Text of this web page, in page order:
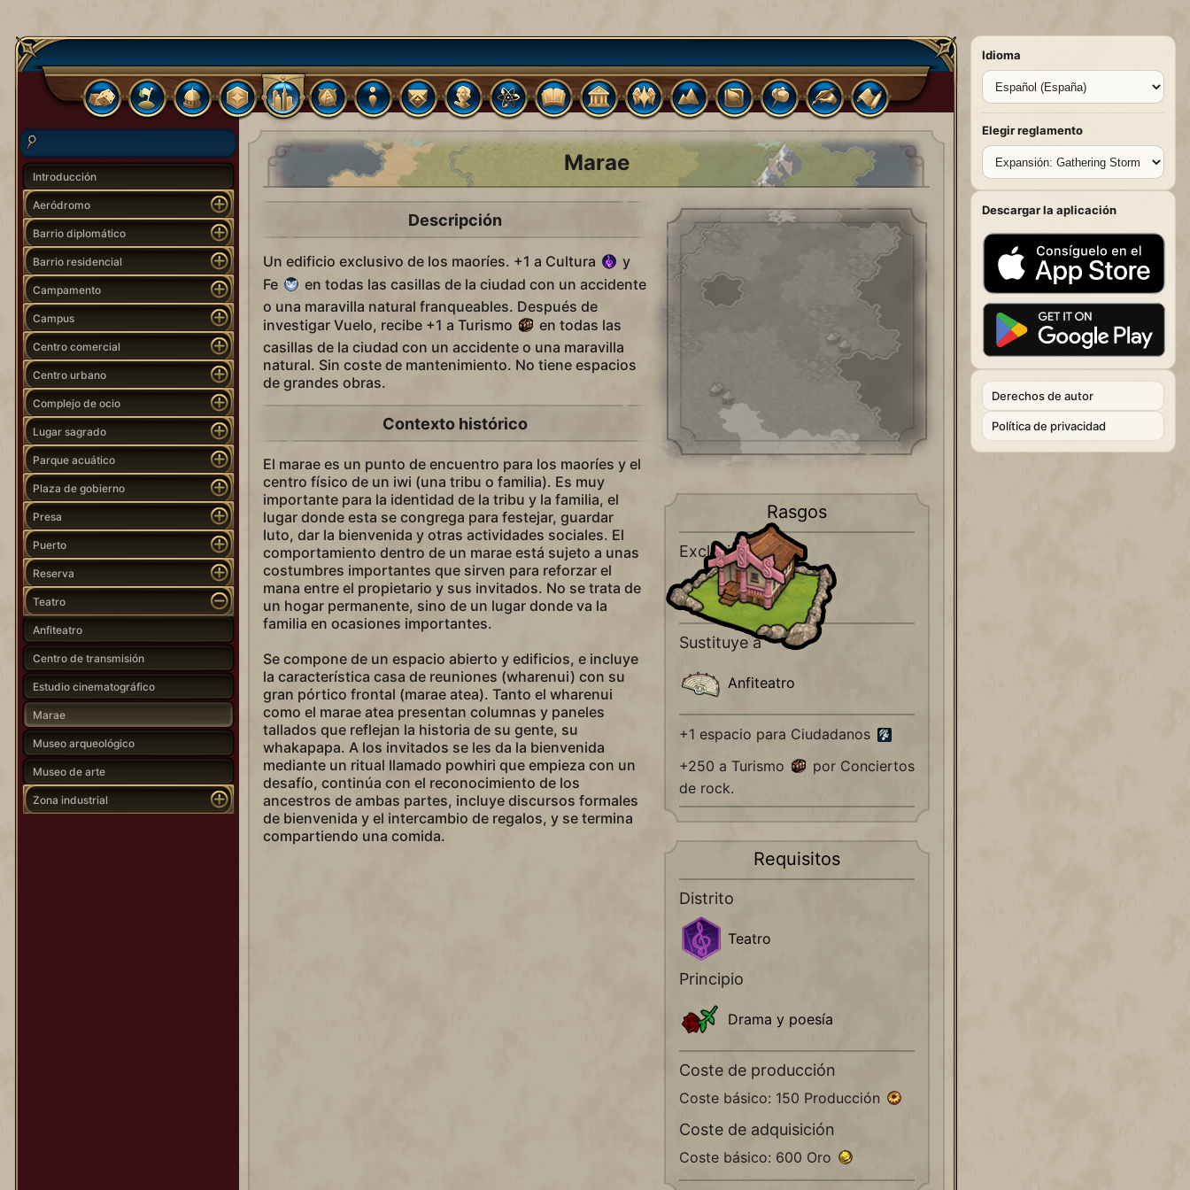
Introducción
Aeródromo
Barrio diplomático
Barrio residencial
Campamento
Campus
Centro comercial
Centro urbano
Complejo de ocio
Lugar sagrado
Parque acuático
Plaza de gobierno
Presa
Puerto
Reserva
Teatro
Anfiteatro
Centro de transmisión
Estudio cinematográfico
Marae
Museo arqueológico
Museo de arte
Zona industrial
Marae
Descripción
Un edificio exclusivo de los maoríes. +1 a Cultura
y
Fe
en todas las casillas de la ciudad con un accidente
o una maravilla natural franqueables. Después de
investigar Vuelo, recibe +1 a Turismo
en todas las
casillas de la ciudad con un accidente o una maravilla
natural. Sin coste de mantenimiento. No tiene espacios
de grandes obras.
Contexto histórico
El marae es un punto de encuentro para los maoríes y el
centro físico de un iwi (una tribu o familia). Es muy
importante para la identidad de la tribu y la familia, el
lugar donde esta se congrega para festejar, guardar
luto, dar la bienvenida y otras actividades sociales. El
comportamiento dentro de un marae está sujeto a unas
costumbres importantes que sirven para reforzar el
mana entre el propietario y sus invitados. No se trata de
un hogar permanente, sino de un lugar donde va la
familia en ocasiones importantes.
Se compone de un espacio abierto y edificios, e incluye
la característica casa de reuniones (wharenui) con su
gran pórtico frontal (marae atea). Tanto el wharenui
como el marae atea presentan columnas y paneles
tallados que reflejan la historia de su gente, su
whakapapa. A los invitados se les da la bienvenida
mediante un ritual llamado powhiri que empieza con un
desafío, continúa con el reconocimiento de los
ancestros de ambas partes, incluye discursos formales
de bienvenida y el intercambio de regalos, y se termina
compartiendo una comida.
Rasgos
Exclusivo de
Maoríes
Sustituye a
Anfiteatro
+1 espacio para Ciudadanos
+250 a Turismo
por Conciertos
de rock.
Requisitos
Distrito
Teatro
Principio
Drama y poesía
Coste de producción
Coste básico: 150 Producción
Coste de adquisición
Coste básico: 600 Oro
Idioma
Elegir reglamento
Descargar la aplicación
Derechos de autor
Política de privacidad